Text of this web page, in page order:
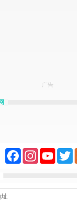
广告
FacebookInstagram